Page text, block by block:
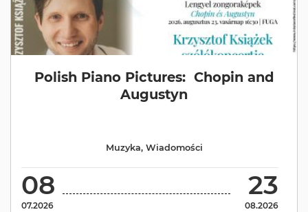
Polish Piano Pictures: Chopin and
Augustyn
08
07.2026
23
08.2026
Muzyka, Wiadomości